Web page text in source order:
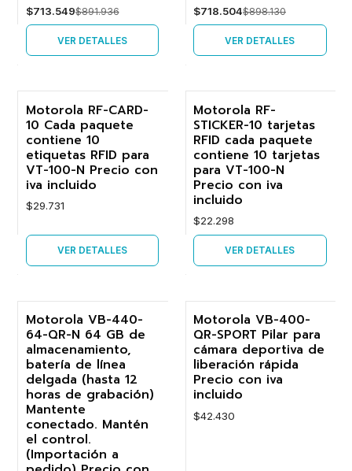
$713.549$891.936
VER DETALLES
$718.504$898.130
VER DETALLES
Agotado
Motorola RF-CARD-
10 Cada paquete
contiene 10
etiquetas RFID para
VT-100-N Precio con
iva incluido
$29.731
VER DETALLES
Agotado
Motorola RF-
STICKER-10 tarjetas
RFID cada paquete
contiene 10 tarjetas
para VT-100-N
Precio con iva
incluido
$22.298
VER DETALLES
-18%
Agotado
Motorola VB-440-
64-QR-N 64 GB de
almacenamiento,
batería de línea
delgada (hasta 12
horas de grabación)
Mantente
conectado. Mantén
el control.
(Importación a
Agotado
Motorola VB-400-
QR-SPORT Pilar para
cámara deportiva de
liberación rápida
Precio con iva
incluido
$42.430